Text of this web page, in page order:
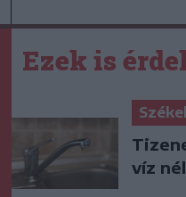
Ezek is
víz